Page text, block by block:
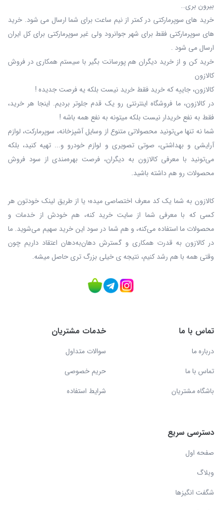
بیرون بری…
خرید های سوپرمارکتی در کمتر از نیم ساعت برای شما ارسال می شود. خرید
های سوپرمارکتی فقط برای شهر جوانرود ولی غیر سوپرمارکتی برای کل ایران
ارسال می شود .
خرید کن و از خرید دیگران هم پورسانت بگیر با سیستم همکاری در فروش
کالازون
کالازون، جاییه که خرید فقط خرید نیست بلکه یه فرصت جدیده !
در کالازون، ما فروشگاه اینترنتی رو یک قدم جلوتر بردیم. اینجا هر خرید،
فقط به نفع خریدار نیست بلکه میتونه به نفع همه باشه !
شما نه‌ تنها می‌تونید محصولاتی متنوع از وسایل آشپزخانه، سوپرمارکت، لوازم
آرایشی و بهداشتی، صوتی تصویری و لوازم خودرو و... تهیه کنید، بلکه
می‌تونید با معرفی کالازون به دیگران، فرصت بهره‌مندی از سود فروش
محصولات رو هم داشته باشید.
کالازون به شما یک کد معرف اختصاصی میده؛ یا از طریق لینک خودتون هر
کسی که با معرفی شما از سایت خرید کنه، هم خودش از خدمات و
محصولات ما استفاده می‌کنه، و هم شما در سود این خرید سهیم می‌شوید. ما
در کالازون به قدرت همکاری و گسترش دهان‌به‌دهان اعتقاد داریم چون
وقتی همه با هم رشد کنیم، نتیجه ی خیلی بزرگ‌ تری حاصل میشه.
تماس با ما
درباره ما
تماس با ما
باشگاه مشتریان
خدمات مشتریان
سوالات متداول
حریم خصوصی
شرایط استفاده
دسترسی سریع
صفحه اول
وبلاگ
شگفت انگیزها